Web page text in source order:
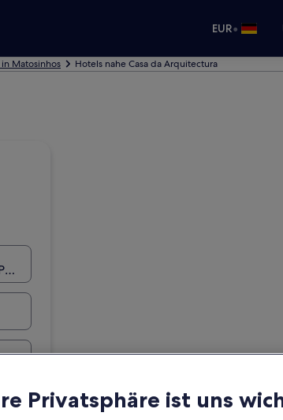
EUR•
Matosinhos Hotels nahe Casa da Arquitectura
Privatsphäre ist uns